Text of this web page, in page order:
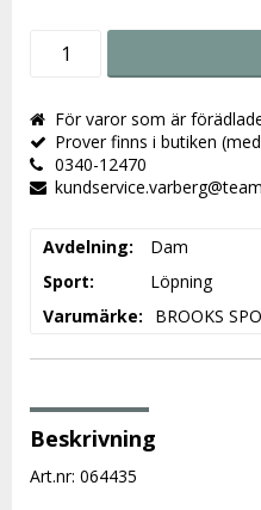
För varor som är
Prover finns i butiken
0340-12470
Avdelning
Dam
Sport
Löpning
Varumärke
BROOKS
Beskrivning
Art.nr: 064435